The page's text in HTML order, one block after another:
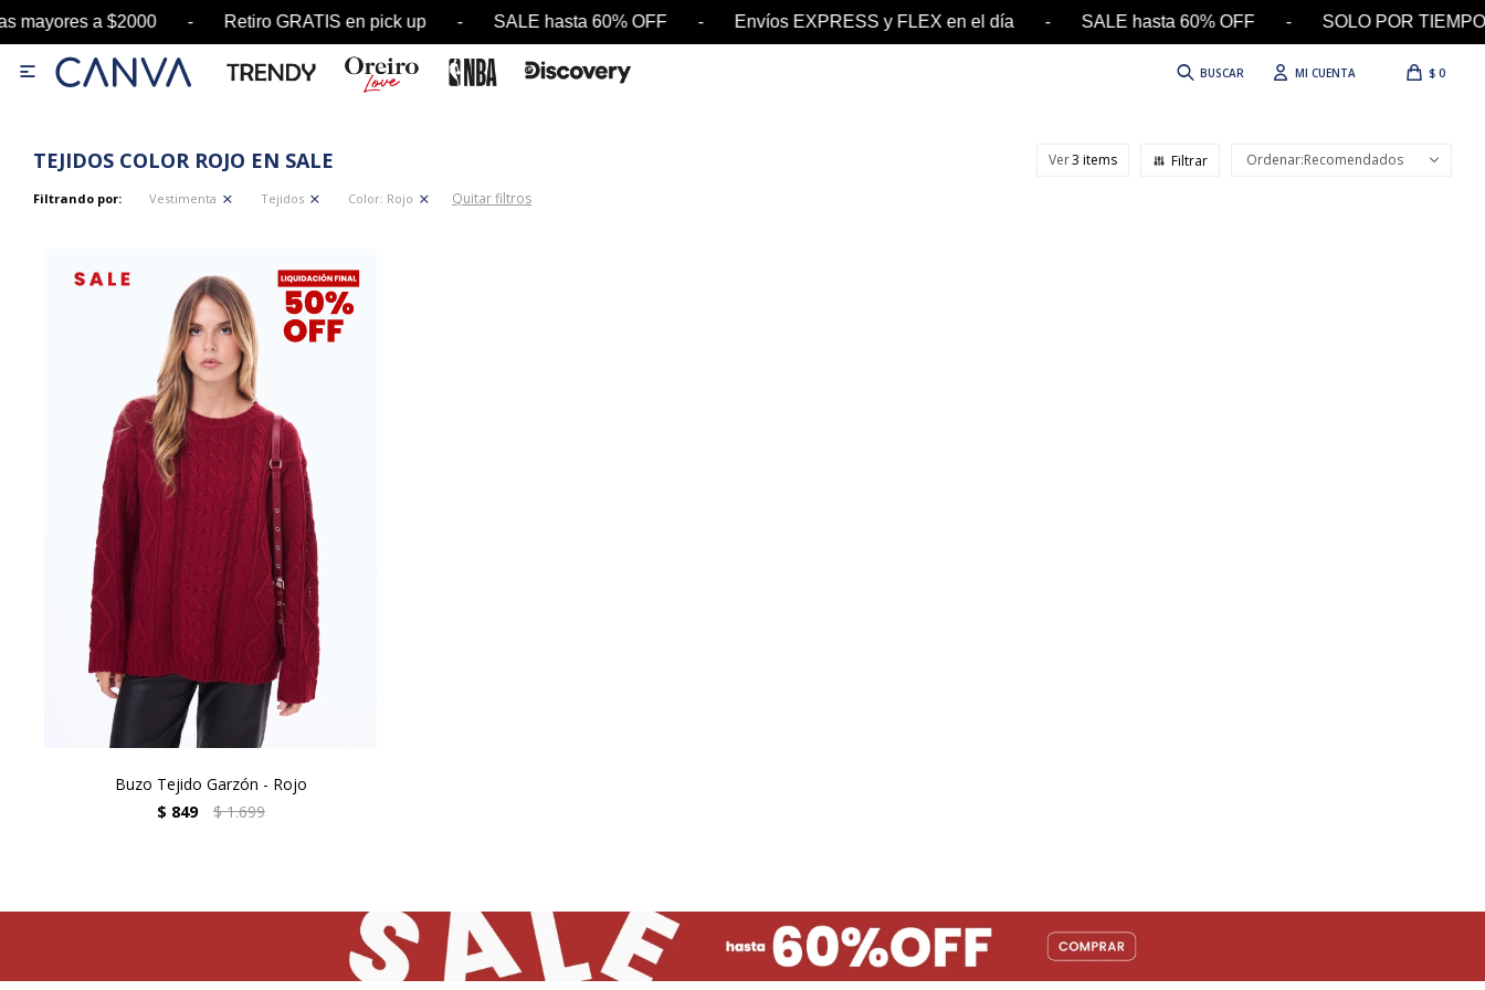
mayores a $2000 - Retiro GRATIS en pick up - SALE hasta 60% OFF - Envíos EXPRESS y FLEX en el día - SALE hasta 60% OFF - SOLO POR
$ 0

TEJIDOS COLOR ROJO EN SALE Ver Recomendados
Filtrando por: Vestimenta Tejidos Color: Rojo Quitar filtros
Buzo Tejido Garzón - Rojo
$ 849 $ 1.699